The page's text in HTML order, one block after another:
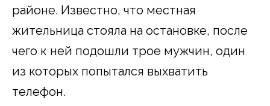
районе. Известно, что местная
жительница стояла на остановке, после
чего к ней подошли трое мужчин, один
из которых попытался выхватить
телефон.